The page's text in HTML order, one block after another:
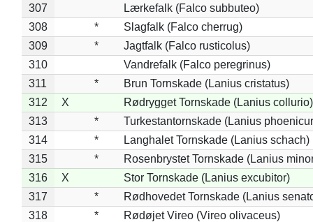
307
Lærkefalk (Falco subbuteo)
308
*
Slagfalk (Falco cherrug)
309
*
Jagtfalk (Falco rusticolus)
310
Vandrefalk (Falco peregrinus)
311
*
Brun Tornskade (Lanius cristatus)
312
X
Rødrygget Tornskade (Lanius collurio)
313
*
Turkestantornskade (Lanius
314
*
Langhalet Tornskade (Lanius schach)
315
*
Rosenbrystet Tornskade (Lanius
316
X
Stor Tornskade (Lanius excubitor)
317
*
Rødhovedet Tornskade (Lanius
318
*
Rødøjet Vireo (Vireo olivaceus)